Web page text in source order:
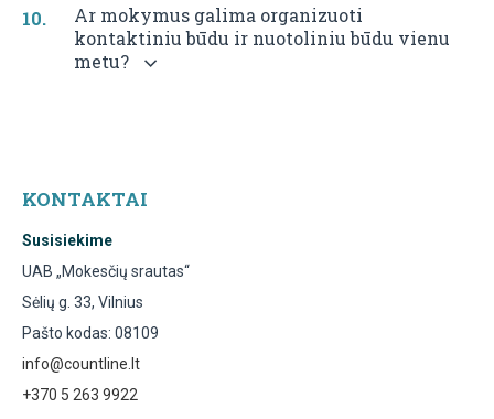
Ar mokymus galima organizuoti
kontaktiniu būdu ir nuotoliniu būdu vienu
metu?
KONTAKTAI
Susisiekime
UAB „Mokesčių srautas“
Sėlių g. 33, Vilnius
Pašto kodas: 08109
info@countline.lt
+370 5 263 9922